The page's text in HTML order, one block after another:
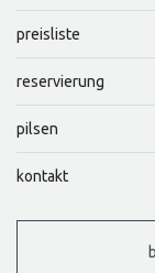
preisliste
reservierung
pilsen
kontakt